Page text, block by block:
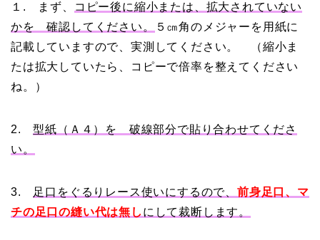
１. まず、
コピー後に縮小または、拡大されていない
かを 確認してください。
５㎝角のメジャーを用紙に
記載していますので、実測してください。 （縮小ま
たは拡大していたら、コピーで倍率を整えてください
ね。）
2.型紙（Ａ４）を 破線部分で貼り合わせてくださ
い。
3. 足口をぐるりレース使いにするので、前身足口、マ
チの足口の縫い代は無し にして裁断します。